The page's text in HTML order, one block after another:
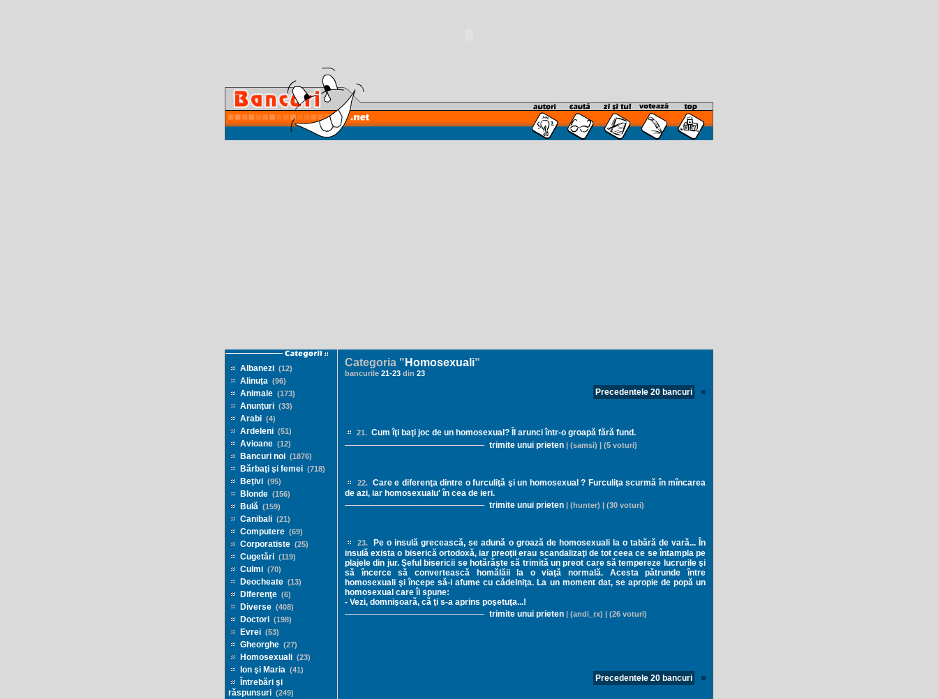
Albanezi (12)
Alinuţa (96)
Animale (173)
Anunţuri (33)
Arabi (4)
Ardeleni (51)
Avioane (12)
Bancuri noi (1876)
Bărbaţi şi femei (718)
Beţivi (95)
Blonde (156)
Bulă (159)
Canibali (21)
Computere (69)
Corporatiste (25)
Cugetări (119)
Culmi (70)
Deocheate (13)
Diferenţe (6)
Diverse (408)
Doctori (198)
Evrei (53)
Gheorghe (27)
Homosexuali (23)
Ion şi Maria (41)
Întrebări şi
răspunsuri (249)
Categoria " Homosexuali"
bancurile 21-23 din 23
Precedentele 20 bancuri
21. Cum îţi baţi joc de un homosexual? Îl arunci într-o groapă fără fund.
trimite unui prieten | (samsi) | (5 voturi)
22. Care e diferenţa dintre o furculiţă şi un homosexual ? Furculiţa scurmă în mîncarea
de azi, iar homosexualu' în cea de ieri.
trimite unui prieten | (hunter) | (30 voturi)
23.
Pe o insulă grecească, se adună o groază de homosexuali la o tabără de vară... În
insulă exista o biserică ortodoxă, iar preoţii erau scandalizaţi de tot ceea ce se întampla pe
plajele din jur. Şeful bisericii se hotărăşte să trimită un preot care să tempereze lucrurile şi
să încerce să convertească homălăii la o viaţă normală. Acesta pătrunde între
homosexuali şi începe să-i afume cu cădelniţa. La un moment dat, se apropie de popă un
homosexual care îi spune:
- Vezi, domnişoară, că ţi s-a aprins poşetuţa...!
trimite unui prieten | (andi_rx) | (26 voturi)
Precedentele 20 bancuri